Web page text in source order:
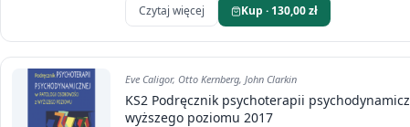
Czytaj więcej Kup · 130,00 zł
Eve Caligor, Otto Kernberg, John Clarkin
KS2 Podręcznik psychoterapii
wyższego poziomu 2017